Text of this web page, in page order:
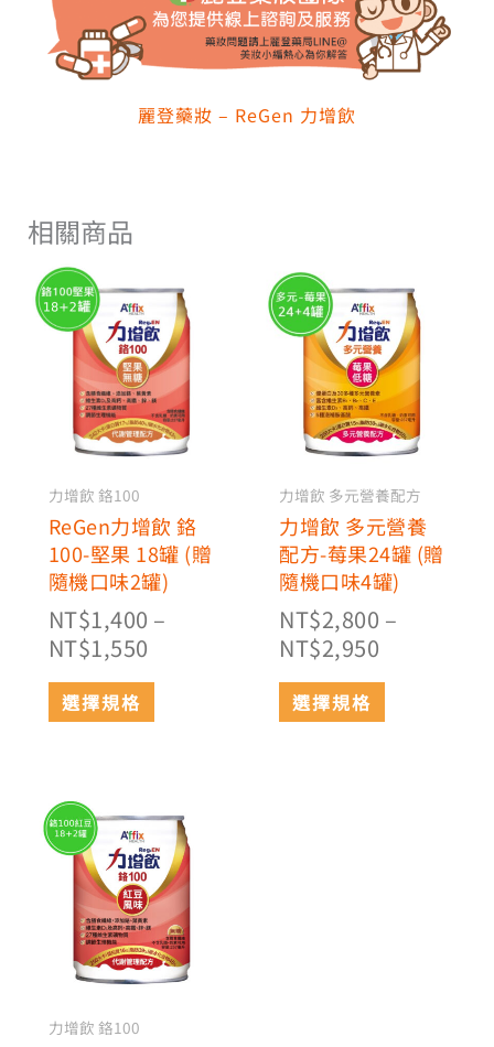
麗登藥妝 – ReGen 力增飲
相關商品
力增飲 鉻100
ReGen力增飲 鉻
100-堅果 18罐 (贈
隨機口味2罐)
NT$1,400 –
NT$1,550
範
圍：
NT$1,400
到
NT$1,550
選擇規格
品
有
多
種
款
在
產
品
擇
選
力增飲 多元營養配方
力增飲 多元營養
配方-莓果24罐 (贈
隨機口味4罐)
NT$2,800 –
NT$2,950
範
圍：
NT$2,800
到
NT$2,950
選擇規格
品
有
多
種
款
可
在
產
品
擇
選
力增飲 鉻100
價
範
圍：
NT$1,400
到
NT$1,550
品
有
多
種
款